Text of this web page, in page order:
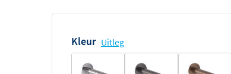
Kleur Uitleg